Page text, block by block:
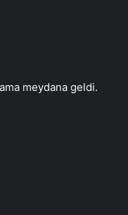
meydana geldi.